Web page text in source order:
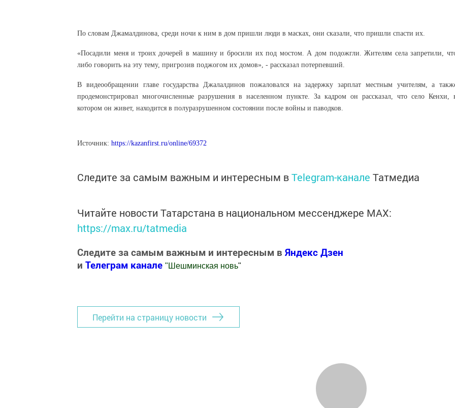
По словам Джамалдинова, среди ночи к ним в дом пришли люди в масках, они сказали, что пришли спасти их.
«Посадили меня и троих дочерей в машину и бросили их под мостом. А дом подожгли. Жителям села запретили,
либо говорить на эту тему, пригрозив поджогом их домов», - рассказал потерпевший.
В видеообращении главе государства Джалалдинов пожаловался на задержку зарплат местным учителям, а
продемонстрировал многочисленные разрушения в населенном пункте. За кадром он рассказал, что село Кенхи,
котором он живет, находится в полуразрушенном состоянии после войны и паводков.
Источник: https://kazanfirst.ru/online/69372
Следите за самым важным и интересным вTelegram-канале Татмедиа
Читайте новости Татарстана в национальном мессенджере MАХ:
https://max.ru/tatmedia
Следите за самым важным и интересным в Яндекс Дзен
и Телеграм канале " Шешминская новь"
Перейти на страницу новости